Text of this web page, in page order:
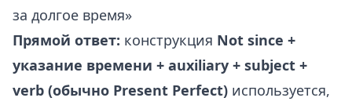
за долгое время»
Прямой ответ: конструкция Not since +
указание времени + auxiliary + subject +
verb (обычно Present Perfect) используется,